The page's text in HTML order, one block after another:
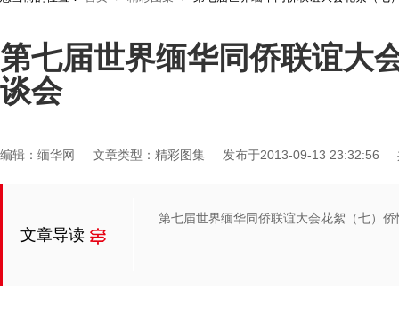
第七届世界缅华同侨联谊大
谈会
编辑：缅华网 文章类型：精彩图集 发布于2013-09-13 23:32:56
文章导读
第七届世界缅华同侨联谊大会花絮（七）侨